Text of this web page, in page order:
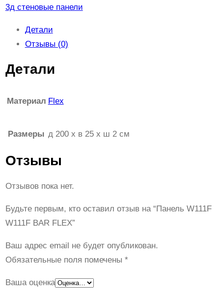
3д стеновые панели
Детали
Отзывы (0)
Детали
Материал Flex
Размеры д 200 x в 25 x ш 2 см
Отзывы
Отзывов пока нет.
Будьте первым, кто оставил отзыв на “Панель W111F
W111F BAR FLEX”
Ваш адрес email не будет опубликован.
Обязательные поля помечены *
Ваша оценка